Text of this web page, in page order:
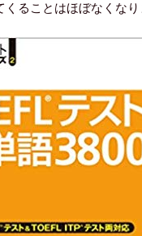
ることはほぼなくなり